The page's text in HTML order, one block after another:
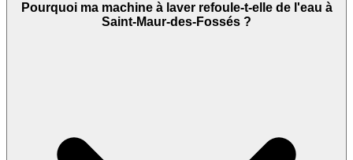
Pourquoi ma machine à laver refoule-t-elle de l'eau à
Saint-Maur-des-Fossés ?